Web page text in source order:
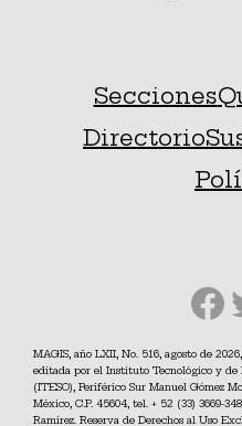
Secciones
Directorio
MAGIS, año LXII, No. 516, agosto de
editada por el Instituto Tecnológico y de
(ITESO), Periférico Sur Manuel Gómez
México, C.P. 45604, tel. + 52 (33) 3669-
Ramírez. Reserva de Derechos al Uso